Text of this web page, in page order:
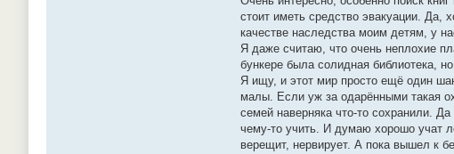
стоит иметь средство эвакуации.
качестве наследства моим детям, у
Я даже считаю, что очень неплохие
бункере была солидная библиотека,
Я ищу, и этот мир просто ещё один
малы. Если уж за одарёнными такая
семей наверняка что-то сохранили.
чему-то учить. И думаю хорошо учат
верещит, нервирует. А пока вышел к